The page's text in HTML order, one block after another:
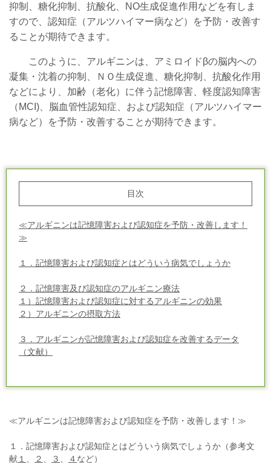
抑制、 糖化抑制、抗酸化、NO生成促進作用などを有しま
すので、 認知症（アルツハイマー病など）を予防・改善す
ることが期待できます。
このように、アルギニンは、 アミロイドβの脳内への
凝集 ・沈着の抑制、
ＮＯ生成促進、糖化抑制、抗酸化作用
などにより、 加齢（老化）に伴う記憶障害、 軽度認知障害
（MCI)、
脳血管性認知症、および認知症（アルツハイマー
病など）
を予防・改善することが期待できます。
目次
≪アルギニンは記憶障害および認知症を予防・改善します！
≫
１．記憶障害および認知症とはどういう病気でしょうか
２．記憶障害及び認知症のアルギニン療法
１）記憶障害および認知症に対するアルギニンの効果
２）アルギニンの摂取方法
３．アルギニンが記憶障害および認知症を改善するデータ
（文献）
≪アルギニンは記憶障害および認知症を予防・改善します！≫
１．記憶障害および認知症とはどういう病気でしょうか（参考文
献 １ ２ ３ ４ など）